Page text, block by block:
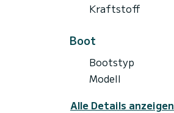
Kraftstoff
Boot
Bootstyp
Modell
Alle Details anzeigen